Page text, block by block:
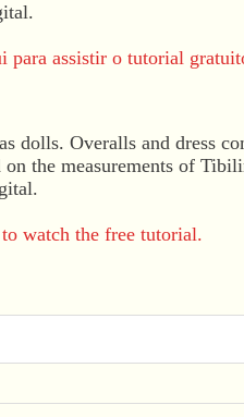
para assistir o tutorial
dolls. Overalls and dress
on the measurements of
watch the free tutorial.